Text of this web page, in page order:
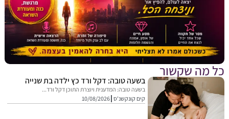
שקשור
בשעה טובה: דקל ורד כץ ילדה בת שנייה
בשעה טובה: המדענית ויוצרת התוכן דקל ורד...
קים קונקשנ'ס 10/08/2026